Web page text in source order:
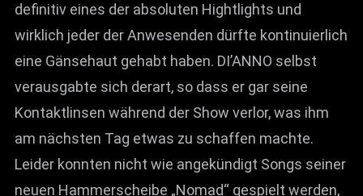
definitiv eines der absoluten Hightlights und
wirklich jeder der Anwesenden dürfte kontinuierlich
eine Gänsehaut gehabt haben. DI’ANNO selbst
verausgabte sich derart, so dass er gar seine
Kontaktlinsen während der Show verlor, was ihm
am nächsten Tag etwas zu schaffen machte.
Leider konnten nicht wie angekündigt Songs seiner
neuen Hammerscheibe „Nomad“ gespielt werden,